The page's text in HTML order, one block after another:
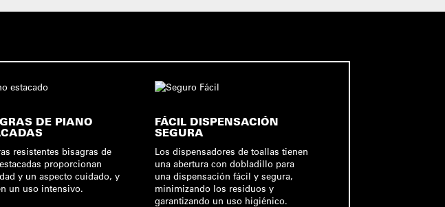
DE PIANO
resistentes bisagras de
proporcionan
y un aspecto cuidado, y
un uso intensivo.
FÁCIL DISPENSACIÓN
SEGURA
Los dispensadores de toallas tienen
una abertura con dobladillo para
una dispensación fácil y segura,
minimizando los residuos y
garantizando un uso higiénico.